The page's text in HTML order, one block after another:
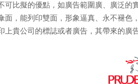
比擬的優點，如廣告範圍廣、廣泛的
，能列印雙面，形象逼真、永不褪色
貴公司的標誌或者廣告，其帶來的廣